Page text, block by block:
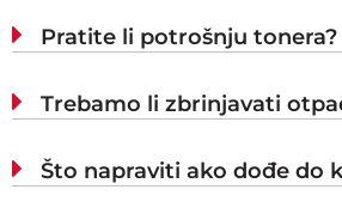
Pratite li potrošnju tonera?
Trebamo li zbrinjavati
Što napraviti ako dođe do